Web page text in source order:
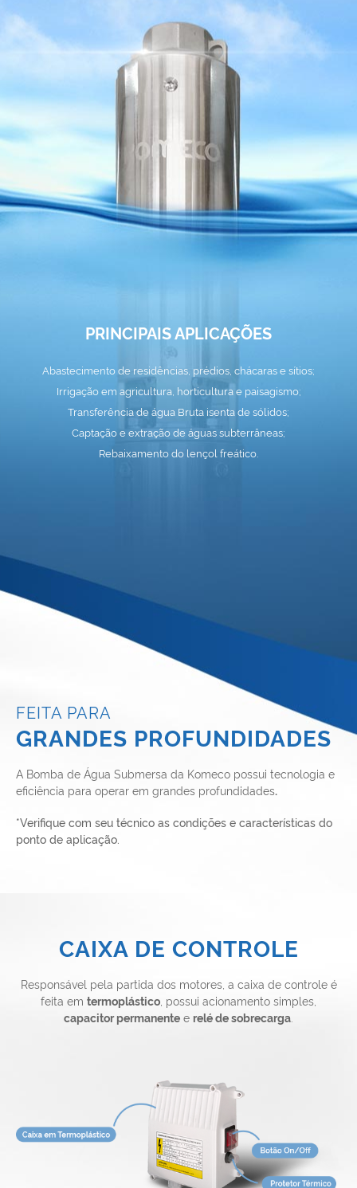
PRINCIPAIS APLICAÇÕES
Abastecimento de residências, prédios, chácaras e sítios;
Irrigação em agricultura, horticultura e paisagismo;
Transferência de água Bruta isenta de sólidos;
Captação e extração de águas subterrâneas;
Rebaixamento do lençol freático.
FEITA PARA
GRANDES PROFUNDIDADES
A Bomba de Água Submersa da Komeco possui tecnologia e
eficiência para operar em grandes profundidades.
*Verifique com seu técnico as condições e características do
ponto de aplicação.
CAIXA DE CONTROLE
Responsável pela partida dos motores, a caixa de controle é
feita em termoplástico , possui acionamento simples,
capacitor permanente e relé de sobrecarga